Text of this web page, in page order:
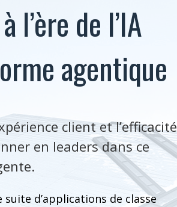
l’ère de l’IA
agentique
client et l’efficacité
en leaders dans ce
d’applications de classe